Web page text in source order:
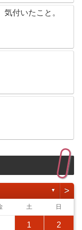
付いたこと。
▼ >
土 日
1 2